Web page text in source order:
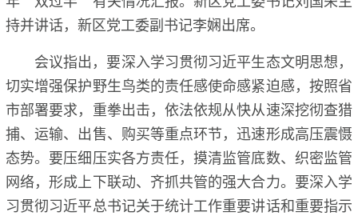
持并讲话，新区党工委副书记李娴出席。
会议指出，要深入学习贯彻习近平生态文明思想，
切实增强保护野生鸟类的责任感使命感紧迫感，按照省
市部署要求，重拳出击，依法依规从快从速深挖彻查猎
捕、运输、出售、购买等重点环节，迅速形成高压震慑
态势。要压细压实各方责任，摸清监管底数、织密监管
网络，形成上下联动、齐抓共管的强大合力。要深入学
习贯彻习近平总书记关于统计工作重要讲话和重要指示